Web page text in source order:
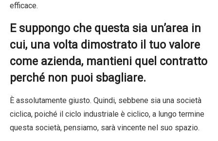
efficace.
E suppongo che questa sia un’area in
cui, una volta dimostrato il tuo valore
come azienda, mantieni quel contratto
perché non puoi sbagliare.
È assolutamente giusto. Quindi, sebbene sia una società
ciclica, poiché il ciclo industriale è ciclico, a lungo termine
questa società, pensiamo, sarà vincente nel suo spazio.